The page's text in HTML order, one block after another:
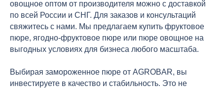
овощное оптом от производителя можно с доставкой
по всей России и СНГ. Для заказов и консультаций
свяжитесь с нами. Мы предлагаем купить фруктовое
пюре, ягодно-фруктовое пюре или пюре овощное на
выгодных условиях для бизнеса любого масштаба.
Выбирая замороженное пюре от AGROBAR, вы
инвестируете в качество и стабильность. Это не